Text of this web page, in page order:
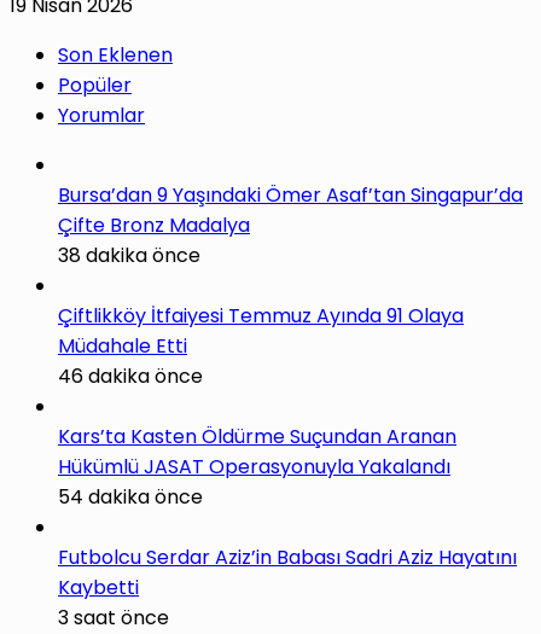
19 Nisan 2026
Son Eklenen
Popüler
Yorumlar
Bursa’dan 9 Yaşındaki Ömer Asaf’tan Singapur’da
Çifte Bronz Madalya
38 dakika önce
Çiftlikköy İtfaiyesi Temmuz Ayında 91 Olaya
Müdahale Etti
46 dakika önce
Kars’ta Kasten Öldürme Suçundan Aranan
Hükümlü JASAT Operasyonuyla Yakalandı
54 dakika önce
Futbolcu Serdar Aziz’in Babası Sadri Aziz Hayatını
Kaybetti
3 saat önce